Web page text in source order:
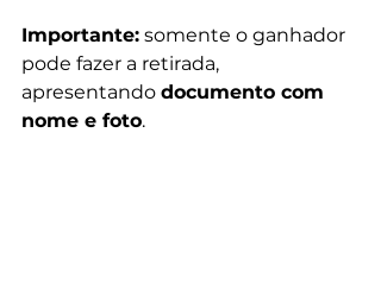
Importante: somente o ganhador
pode fazer a retirada,
apresentando documento com
nome e foto.